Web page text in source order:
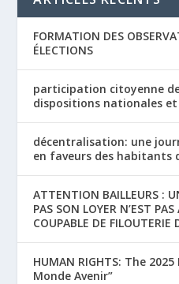
FORMATION DES
ÉLECTIONS
participation citoyenne
dispositions nationales
décentralisation: une
en faveurs des habitants
ATTENTION BAILLEURS :
PAS SON LOYER N’EST
COUPABLE DE FILOUTERIE
HUMAN RIGHTS: The
Monde Avenir”